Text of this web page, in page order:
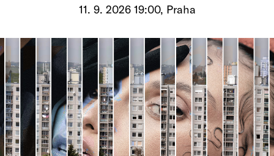
Pro děti
edu
Vše o ČT
11. 9. 2026 19:00, Praha